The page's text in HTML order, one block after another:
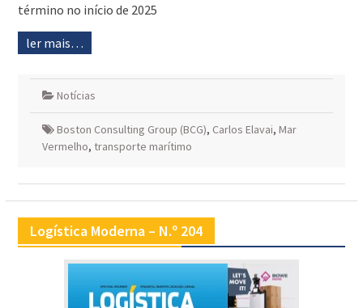
término no início de 2025
ler mais…
Notícias
Boston Consulting Group (BCG), Carlos Elavai, Mar
Vermelho, transporte marítimo
Logística Moderna – N.º 204